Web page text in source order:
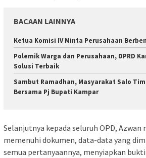
BACAAN LAINNYA
Ketua Komisi IV Minta Perusahaan
Polemik Warga dan Perusahaan, DPRD
Solusi Terbaik
Sambut Ramadhan, Masyarakat Salo
Bersama Pj Bupati Kampar
Selanjutnya kepada seluruh OPD,
memenuhi dokumen, data-data yang
semua pertanyaannya, menyiapkan